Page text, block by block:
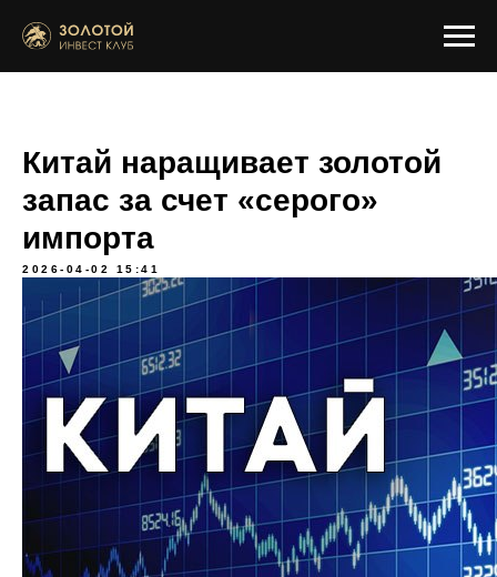
Китай наращивает золотой
запас за счет «серого»
импорта
2026-04-02 15:41